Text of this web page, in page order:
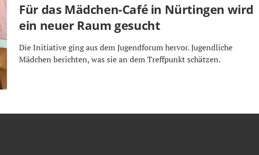
Für das Mädchen-Café in Nürtingen wird
ein neuer Raum gesucht
Die Initiative ging aus dem Jugendforum hervor. Jugendliche
Mädchen berichten, was sie an dem Treffpunkt schätzen.